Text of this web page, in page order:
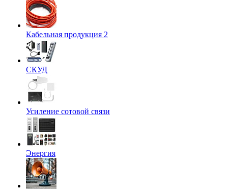
Кабельная продукция 2
СКУД
Усиление сотовой связи
Энергия